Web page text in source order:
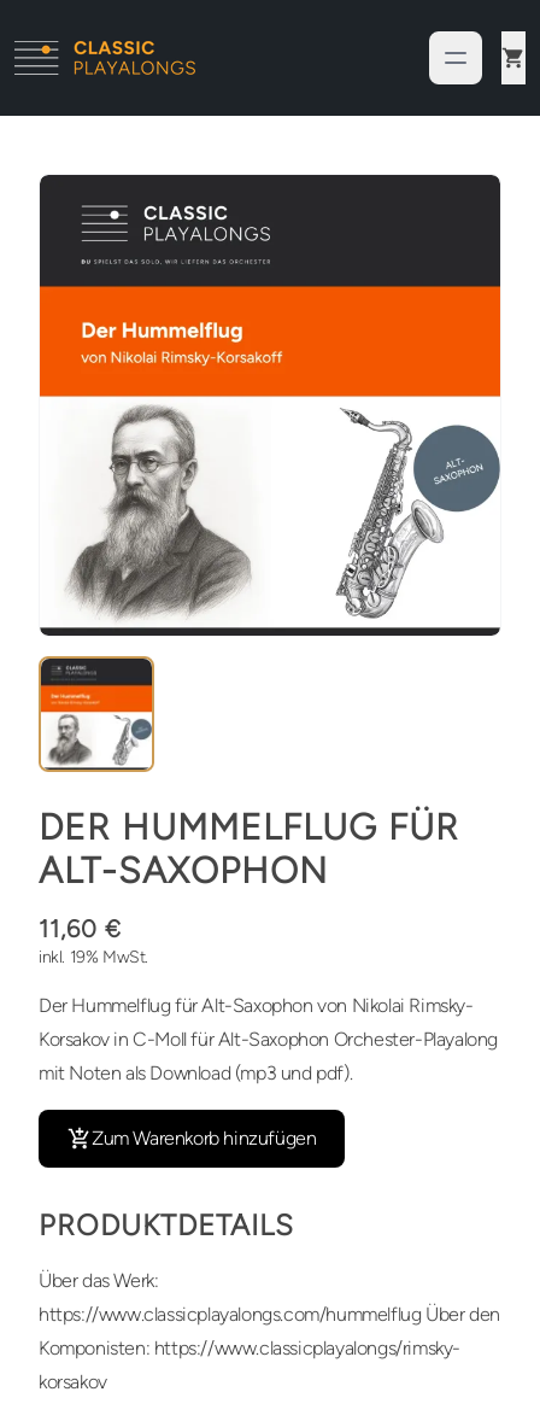
DER HUMMELFLUG FÜR
ALT-SAXOPHON
11,60 €
inkl. 19% MwSt.
Der Hummelflug für Alt-Saxophon von Nikolai Rimsky-
Korsakov in C-Moll für Alt-Saxophon Orchester-Playalong
mit Noten als Download (mp3 und pdf).
Zum Warenkorb hinzufügen
PRODUKTDETAILS
Über das Werk:
https://www.classicplayalongs.com/hummelflug Über den
Komponisten: https://www.classicplayalongs/rimsky-
korsakov